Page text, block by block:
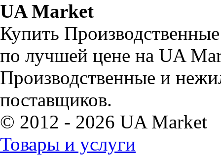
UA Market
Купить
по лучшей цене на UA
Производственные и
поставщиков.
© 2012 - 2026 UA Market
Товары и услуги